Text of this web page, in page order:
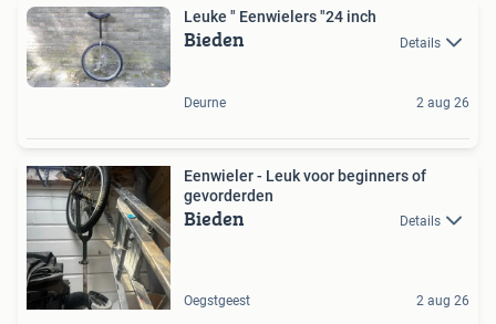
Leuke " Eenwielers "24 inch
Bieden Details
Deurne 2 aug 26
Eenwieler - Leuk voor beginners of
gevorderden
Bieden Details
Oegstgeest 2 aug 26